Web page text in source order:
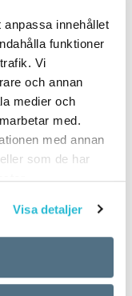
innehållet
funktioner
Vi
och annan
medier och
med.
med annan
som de har
Visa detaljer